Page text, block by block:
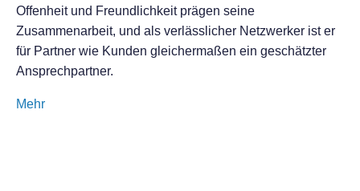
Offenheit und Freundlichkeit prägen seine
Zusammenarbeit, und als verlässlicher Netzwerker ist er
für Partner wie Kunden gleichermaßen ein geschätzter
Ansprechpartner.
Mehr